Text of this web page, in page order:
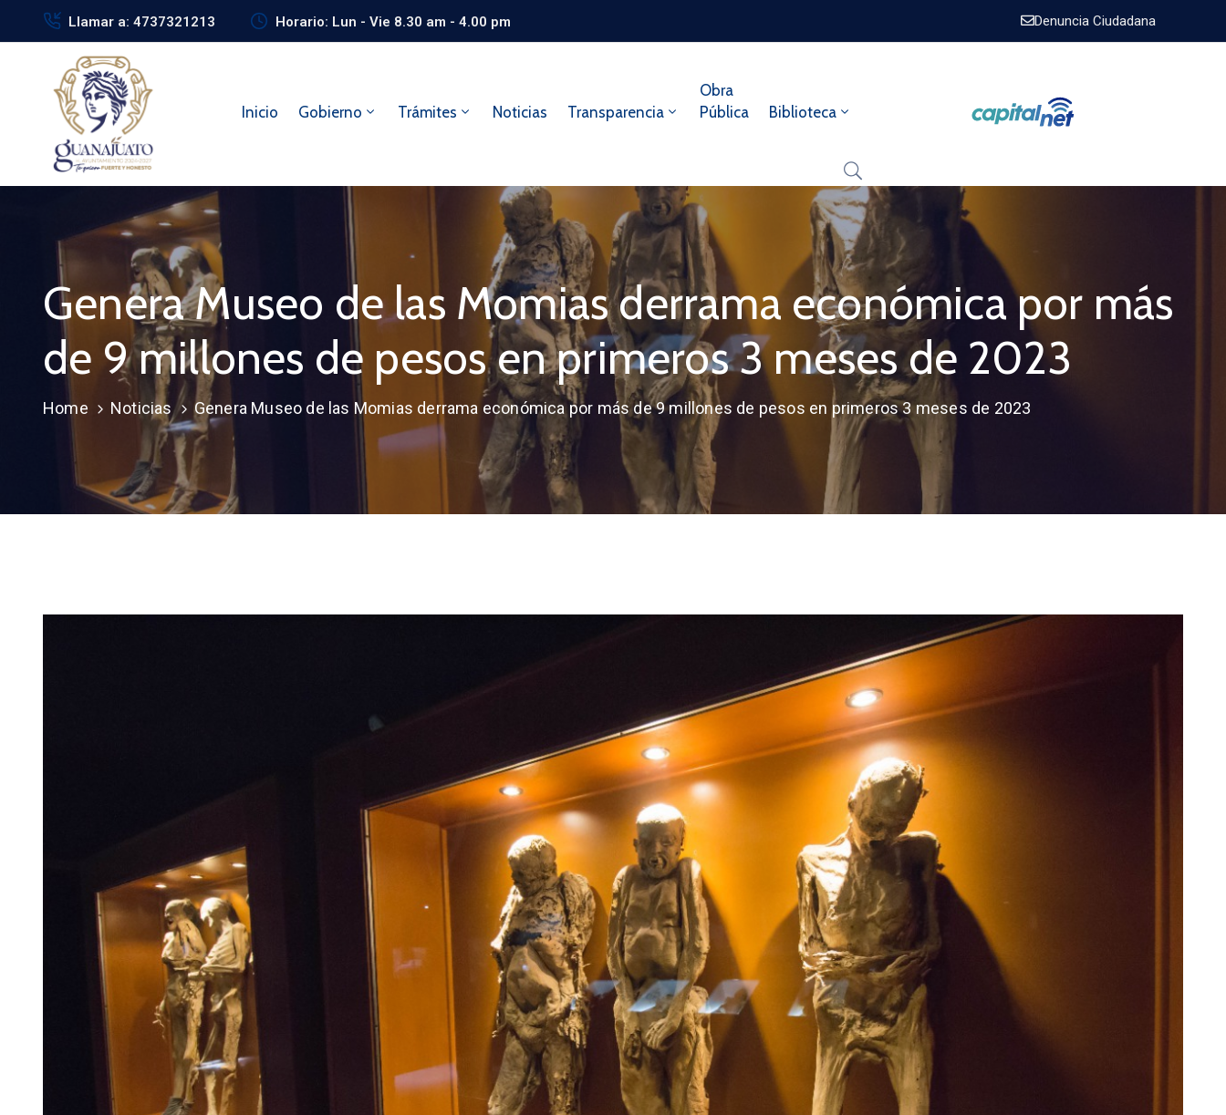
Llamar a: 4737321213 Horario: Lun - Vie 8.30 am - 4.00 pm Denuncia Ciudadana
Inicio Gobierno Trámites Noticias Transparencia
Obra
Pública
Biblioteca
Genera Museo de las Momias derrama económica por más
de 9 millones de pesos en primeros 3 meses de 2023
Home Noticias Genera Museo de las Momias derrama económica por más de 9 millones de pesos en primeros 3 meses de 2023